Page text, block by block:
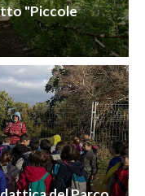
"Piccole